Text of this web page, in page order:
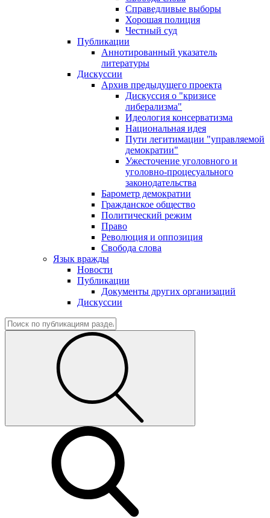
Справедливые выборы
Хорошая полиция
Честный суд
Публикации
Аннотированный указатель
литературы
Дискуссии
Архив предыдущего проекта
Дискуссия о "кризисе
либерализма"
Идеология консерватизма
Национальная идея
Пути легитимации "управляемой
демократии"
Ужесточение уголовного и
уголовно-процесуального
законодательства
Барометр демократии
Гражданское общество
Политический режим
Право
Революция и оппозиция
Свобода слова
Язык вражды
Новости
Публикации
Документы других организаций
Дискуссии